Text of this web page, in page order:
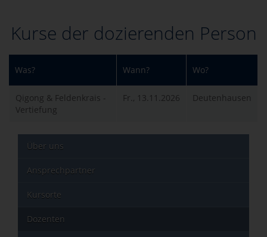
Kurse der dozierenden Person
Was? Wann? Wo?
Qigong & Feldenkrais -
Vertiefung
Fr., 13.11.2026 Deutenhausen
Über uns
Ansprechpartner
Kursorte
Dozenten